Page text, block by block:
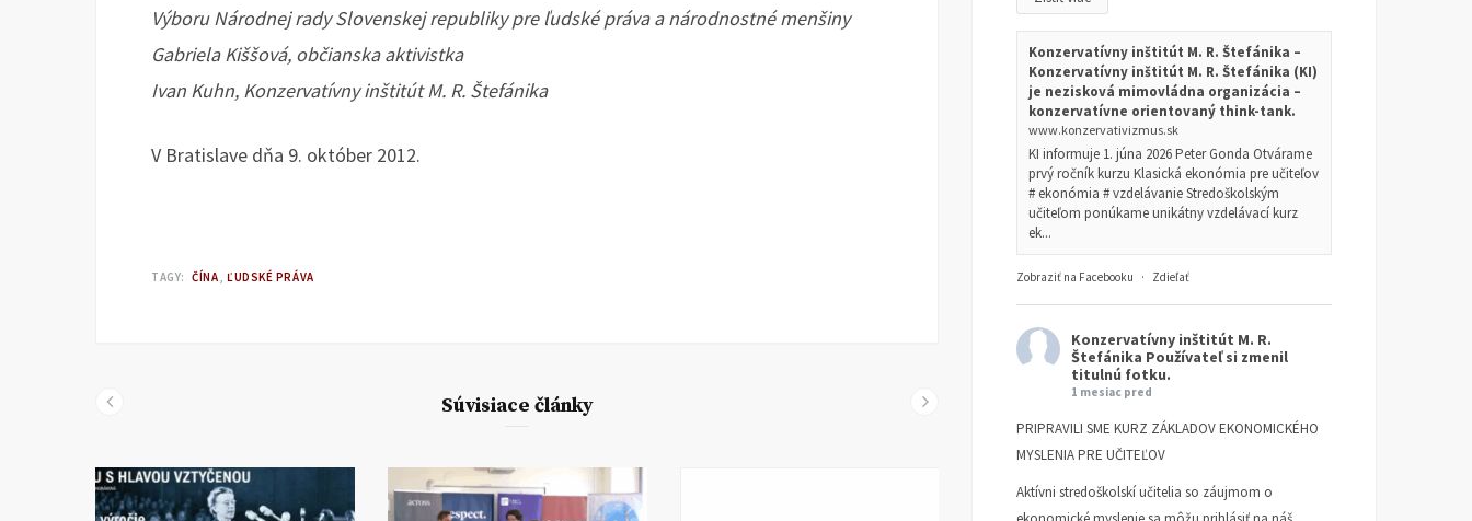
Výboru Národnej rady Slovenskej republiky pre ľudské práva a národnostné menšiny
Gabriela Kiššová, občianska aktivistka
Ivan Kuhn, Konzervatívny inštitút M. R. Štefánika
V Bratislave dňa 9. október 2012.
TAGY: ČÍNA ĽUDSKÉ PRÁVA
Súvisiace články
Konzervatívny inštitút M. R. Štefánika –
Konzervatívny inštitút M. R. Štefánika (KI)
je nezisková mimovládna organizácia –
konzervatívne orientovaný think-tank.
www.konzervativizmus.sk
KI informuje 1. júna 2026 Peter Gonda Otvárame
prvý ročník kurzu Klasická ekonómia pre učiteľov
# ekonómia # vzdelávanie Stredoškolským
učiteľom ponúkame unikátny vzdelávací kurz
ek...
Zobraziť na Facebooku · Zdieľať
Konzervatívny inštitút M. R.
Štefánika Používateľ si zmenil
titulnú fotku.
1 mesiac pred
PRIPRAVILI SME KURZ ZÁKLADOV EKONOMICKÉHO
MYSLENIA PRE UČITEĽOV
Aktívni stredoškolskí učitelia so záujmom o